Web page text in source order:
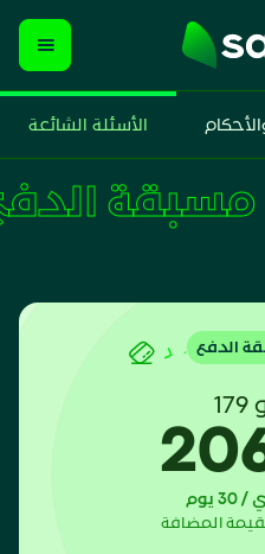
الأسئلة الشائعة
الدفع
يوم
المضافة